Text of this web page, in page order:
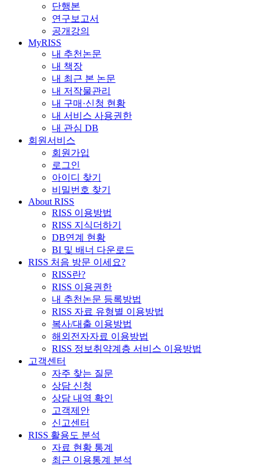
단행본
연구보고서
공개강의
MyRISS
내 추천논문
내 책장
내 최근 본 논문
내 저작물관리
내 구매·신청 현황
내 서비스 사용권한
내 관심 DB
회원서비스
회원가입
로그인
아이디 찾기
비밀번호 찾기
About RISS
RISS 이용방법
RISS 지식더하기
DB연계 현황
BI 및 배너 다운로드
RISS 처음 방문 이세요?
RISS란?
RISS 이용권한
내 추천논문 등록방법
RISS 자료 유형별 이용방법
복사/대출 이용방법
해외전자자료 이용방법
RISS 정보취약계층 서비스 이용방법
고객센터
자주 찾는 질문
상담 신청
상담 내역 확인
고객제안
신고센터
RISS 활용도 분석
자료 현황 통계
최근 이용통계 분석